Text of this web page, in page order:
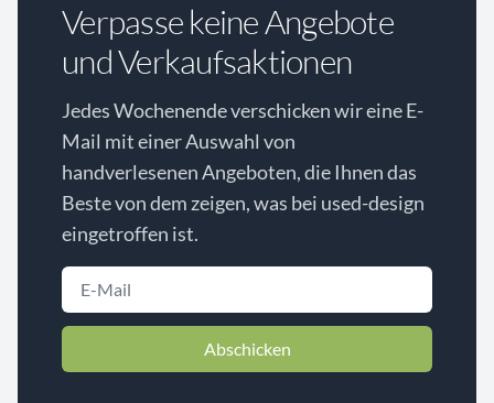
Verpasse keine Angebote
und Verkaufsaktionen
Jedes Wochenende verschicken wir eine E-
Mail mit einer Auswahl von
handverlesenen Angeboten, die Ihnen das
Beste von dem zeigen, was bei used-design
eingetroffen ist.
Abschicken